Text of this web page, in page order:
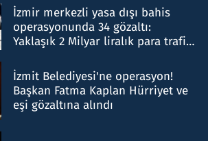
İzmir merkezli yasa dışı bahis
operasyonunda 34 gözaltı:
Yaklaşık 2 Milyar liralık para trafiği
İzmit Belediyesi'ne operasyon!
Başkan Fatma Kaplan Hürriyet ve
eşi gözaltına alındı